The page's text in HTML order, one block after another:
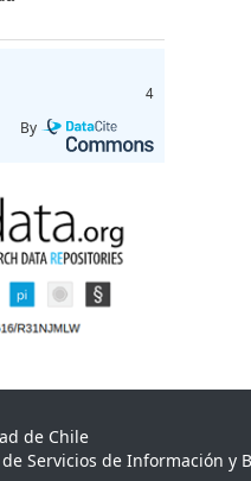
4
By
de Chile
Servicios de Información y